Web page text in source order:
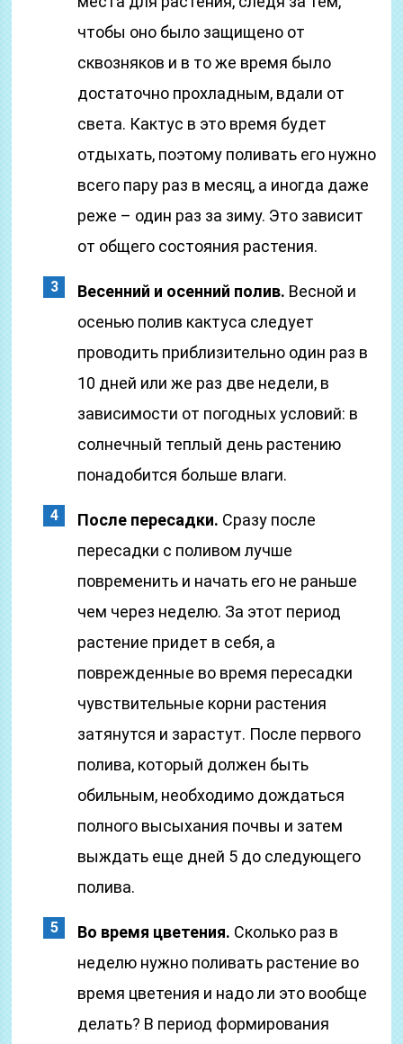
чтобы оно было защищено от
сквозняков и в то же время было
достаточно прохладным, вдали от
света. Кактус в это время будет
отдыхать, поэтому поливать его нужно
всего пару раз в месяц, а иногда даже
реже – один раз за зиму. Это зависит
от общего состояния растения.
Весенний и осенний полив. Весной и
осенью полив кактуса следует
проводить приблизительно один раз в
10 дней или же раз две недели, в
зависимости от погодных условий: в
солнечный теплый день растению
понадобится больше влаги.
После пересадки. Сразу после
пересадки с поливом лучше
повременить и начать его не раньше
чем через неделю. За этот период
растение придет в себя, а
поврежденные во время пересадки
чувствительные корни растения
затянутся и зарастут. После первого
полива, который должен быть
обильным, необходимо дождаться
полного высыхания почвы и затем
выждать еще дней 5 до следующего
полива.
Во время цветения. Сколько раз в
неделю нужно поливать растение во
время цветения и надо ли это вообще
делать? В период формирования